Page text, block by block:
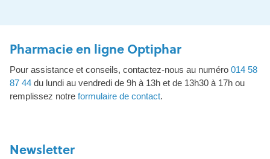
Pharmacie en ligne Optiphar
Pour assistance et conseils, contactez-nous au numéro 014 58
87 44 du lundi au vendredi de 9h à 13h et de 13h30 à 17h ou
remplissez notre formulaire de contact.
Newsletter